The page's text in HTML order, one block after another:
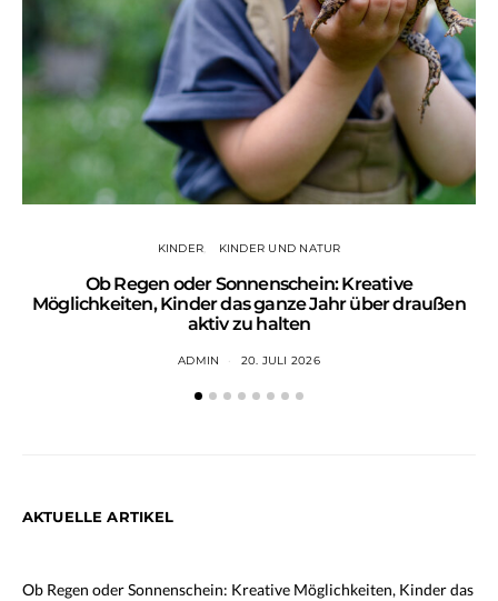
KINDER KINDER UND NATUR
Ob Regen oder Sonnenschein: Kreative
Möglichkeiten, Kinder das ganze Jahr über draußen
aktiv zu halten
ADMIN 20. JULI 2026
AKTUELLE ARTIKEL
Ob Regen oder Sonnenschein: Kreative Möglichkeiten, Kinder das